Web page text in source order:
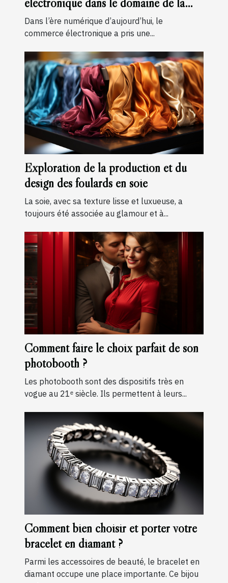
électronique dans le domaine de la
mode masculine
Dans l’ère numérique d’aujourd’hui, le
commerce électronique a pris une...
Exploration de la production et du
design des foulards en soie
La soie, avec sa texture lisse et luxueuse, a
toujours été associée au glamour et à...
Comment faire le choix parfait de son
photobooth ?
Les photobooth sont des dispositifs très en
vogue au 21ᵉ siècle. Ils permettent à leurs...
Comment bien choisir et porter votre
bracelet en diamant ?
Parmi les accessoires de beauté, le bracelet en
diamant occupe une place importante. Ce bijou